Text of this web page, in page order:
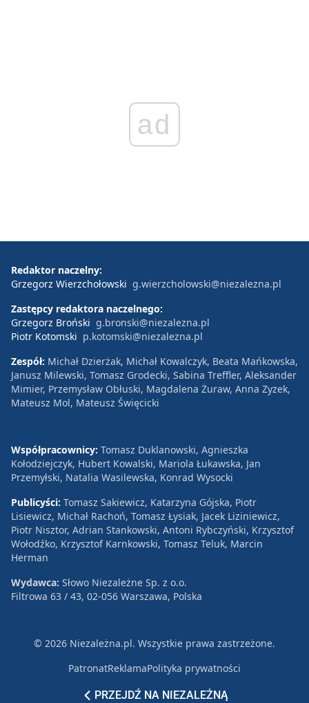
ad
PRZEJDŹ NA NIEZALEŻNĄ
Redaktor naczelny:
Grzegorz Wierzchołowski g.wierzcholowski@niezalezna.pl
Zastępcy redaktora naczelnego:
Grzegorz Broński g.bronski@niezalezna.pl
Piotr Kotomski p.kotomski@niezalezna.pl
Zespół: Michał Dzierżak, Michał Kowalczyk, Beata Mańkowska,
Janusz Milewski, Tomasz Grodecki, Sabina Treffler, Aleksander
Mimier, Przemysław Obłuski, Magdalena Żuraw, Anna Zyzek,
Mateusz Mol, Mateusz Święcicki
Współpracownicy: Tomasz Duklanowski, Agnieszka
Kołodziejczyk, Hubert Kowalski, Mariola Łukawska, Jan
Przemyłski, Natalia Wasilewska, Konrad Wysocki
Publicyści: Tomasz Sakiewicz, Katarzyna Gójska, Piotr
Lisiewicz, Michał Rachoń, Tomasz Łysiak, Jacek Liziniewicz,
Piotr Nisztor, Adrian Stankowski, Antoni Rybczyński, Krzysztof
Wołodźko, Krzysztof Karnkowski, Tomasz Teluk, Marcin
Herman
Wydawca: Słowo Niezależne Sp. z o.o.
Filtrowa 63 / 43, 02-056 Warszawa, Polska
© 2026 Niezależna.pl. Wszystkie prawa zastrzeżone.
PatronatReklamaPolityka prywatności